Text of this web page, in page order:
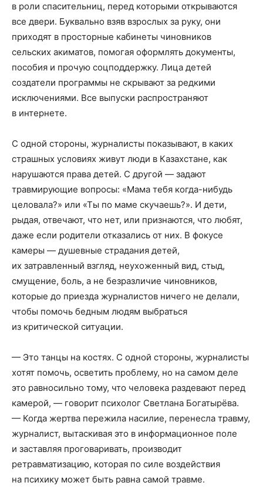
в роли спасительниц, перед которыми открываются
все двери. Буквально взяв взрослых за руку, они
приходят в просторные кабинеты чиновников
сельских акиматов, помогая оформлять документы,
пособия и прочую соцподдержку. Лица детей
создатели программы не скрывают за редкими
исключениями. Все выпуски распространяют
в интернете.
С одной стороны, журналисты показывают, в каких
страшных условиях живут люди в Казахстане, как
нарушаются права детей. С другой — задают
травмирующие вопросы: «Мама тебя когда-нибудь
целовала?» или «Ты по маме скучаешь?». И дети,
рыдая, отвечают, что нет, или признаются, что любят,
даже если родители отказались от них. В фокусе
камеры — душевные страдания детей,
их затравленный взгляд, неухоженный вид, стыд,
смущение, боль, а не безразличие чиновников,
которые до приезда журналистов ничего не делали,
чтобы помочь бедным людям выбраться
из критической ситуации.
— Это танцы на костях. С одной стороны, журналисты
хотят помочь, осветить проблему, но на самом деле
это равносильно тому, что человека раздевают перед
камерой, — говорит психолог Светлана Богатырёва.
— Когда жертва пережила насилие, перенесла травму,
журналист, вытаскивая это в информационное поле
и заставляя проговаривать, производит
ретравматизацию, которая по силе воздействия
на психику может быть равна самой травме.